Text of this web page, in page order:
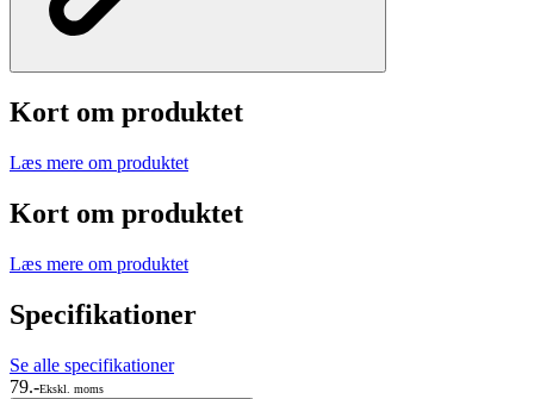
Kort om produktet
Læs mere om produktet
Kort om produktet
Læs mere om produktet
Specifikationer
Se alle specifikationer
79.-Ekskl. moms